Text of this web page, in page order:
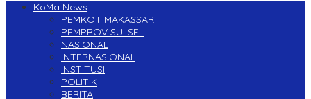
KoMa News
PEMKOT MAKASSAR
PEMPROV SULSEL
NASIONAL
INTERNASIONAL
INSTITUSI
POLITIK
BERITA